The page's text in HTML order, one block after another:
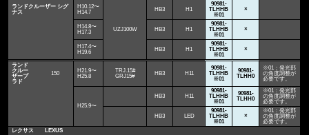
ランドクルーザー シグ
ナス
H10.12〜
H14.7
UZJ100W
HB3 H1
90981-
TLHHB
※01
×
H14.8〜
H17.3
HB3 H1
90981-
TLHHB
※01
×
H17.4〜
H19.6
HB3 H1
90981-
TLHHB
※01
×
ランド
クルー
ザープ
ラド
150
H21.9〜
H25.8
TRJ.15#
GRJ15#
HB3 H11
90981-
TLHHB
※01
90981-
TLHH0
※01：発光部
の角度調整が
必要です。
H25.9〜
HB3 H11
90981-
TLHHB
※01
90981-
TLHH0
※01：発光部
の角度調整が
必要です。
HB3 LED
90981-
TLHHB
※01
×
※01：発光部
の角度調整が
必要です。
レクサス LEXUS